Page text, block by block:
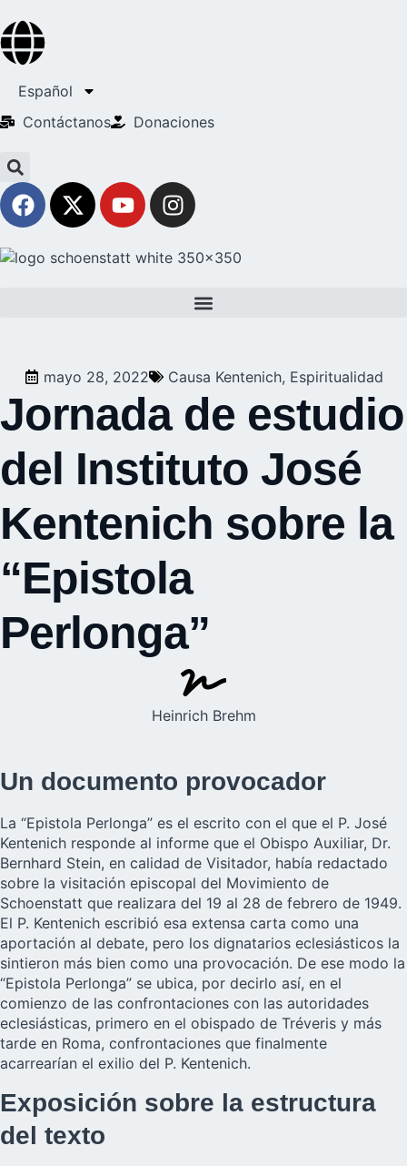
Español
Contáctanos
Donaciones
mayo 28, 2022 Causa Kentenich, Espiritualidad
Jornada de estudio
del Instituto José
Kentenich sobre la
“Epistola
Perlonga”
Heinrich Brehm
Un documento provocador
La “Epistola Perlonga” es el escrito con el que el P. José
Kentenich responde al informe que el Obispo Auxiliar, Dr.
Bernhard Stein, en calidad de Visitador, había redactado
sobre la visitación episcopal del Movimiento de
Schoenstatt que realizara del 19 al 28 de febrero de 1949.
El P. Kentenich escribió esa extensa carta como una
aportación al debate, pero los dignatarios eclesiásticos la
sintieron más bien como una provocación. De ese modo la
“Epistola Perlonga” se ubica, por decirlo así, en el
comienzo de las confrontaciones con las autoridades
eclesiásticas, primero en el obispado de Tréveris y más
tarde en Roma, confrontaciones que finalmente
acarrearían el exilio del P. Kentenich.
Exposición sobre la estructura
del texto